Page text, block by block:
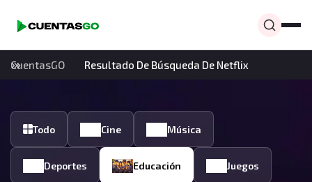
CuentasGO Resultado De Búsqueda De Netflix
Todo Cine Música
Deportes Educación Juegos